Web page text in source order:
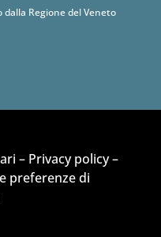
Regione del Veneto
– Privacy policy–
preferenze di